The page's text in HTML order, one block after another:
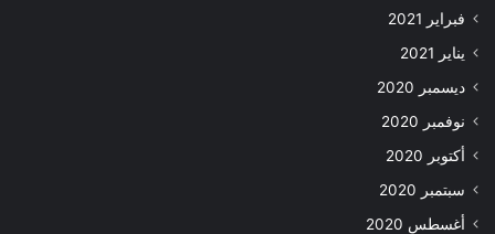
فبراير 2021
يناير 2021
ديسمبر 2020
نوفمبر 2020
أكتوبر 2020
سبتمبر 2020
أغسطس 2020